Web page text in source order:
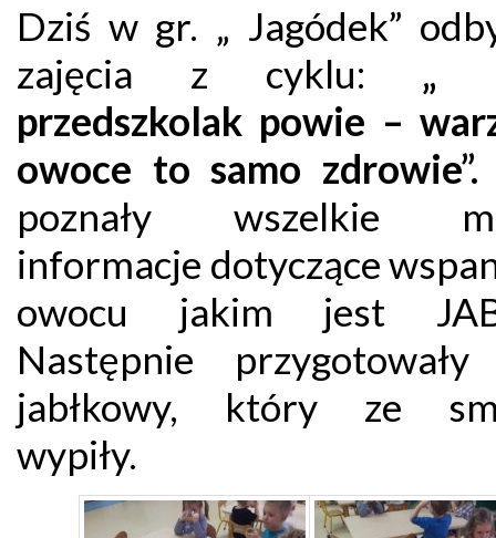
Dziś w gr. „ Jagódek”
zajęcia z cyklu: „
przedszkolak powie –
owoce to samo
poznały wszelkie
informacje dotyczące
owocu jakim jest
Następnie
jabłkowy, który ze
wypiły.